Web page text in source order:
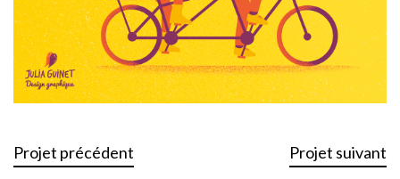
Projet précédent Projet suivant